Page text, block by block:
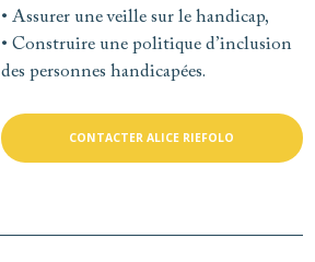
• Assurer une veille sur le handicap,
• Construire une politique d’inclusion
des personnes handicapées.
CONTACTER ALICE RIEFOLO